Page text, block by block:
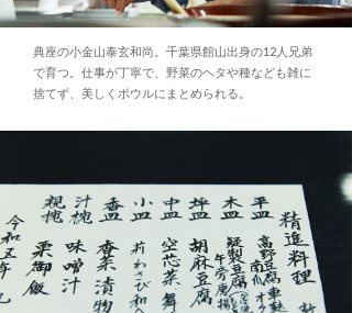
典座の小金山泰玄和尚。千葉県館山出身の12人兄弟
で育つ。仕事が丁寧で、野菜のヘタや種なども雑に
捨てず、美しくボウルにまとめられる。